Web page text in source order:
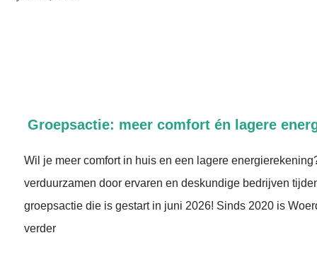
Groepsactie: meer comfort én lagere
Wil je meer comfort in huis en een lagere
verduurzamen door ervaren en deskundige bedrijven
groepsactie die is gestart in juni 2026! Sinds 2020 is
verder